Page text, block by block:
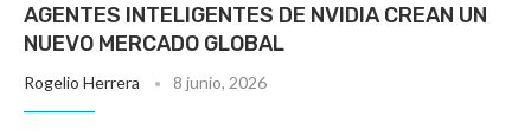
AGENTES INTELIGENTES DE NVIDIA CREAN UN
NUEVO MERCADO GLOBAL
Rogelio Herrera 8 junio, 2026